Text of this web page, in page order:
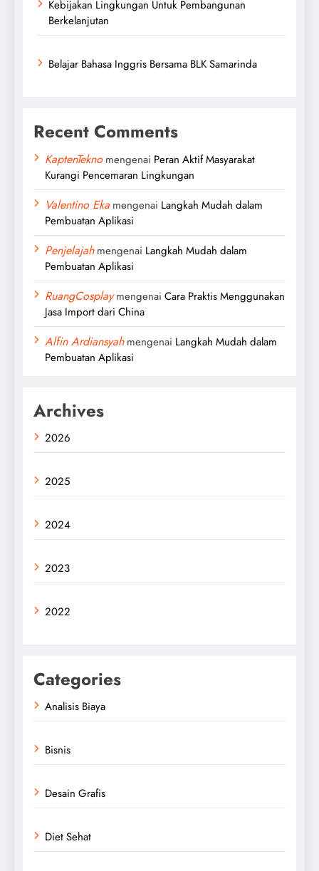
Kebijakan Lingkungan Untuk Pembangunan
Berkelanjutan
Belajar Bahasa Inggris Bersama BLK Samarinda
Recent Comments
KaptenTeknomengenai Peran Aktif Masyarakat
Kurangi Pencemaran Lingkungan
Valentino Eka mengenai Langkah Mudah dalam
Pembuatan Aplikasi
Penjelajahmengenai Langkah Mudah dalam
Pembuatan Aplikasi
RuangCosplaymengenai Cara Praktis Menggunakan
Jasa Import dari China
Alfin Ardiansyahmengenai Langkah Mudah dalam
Pembuatan Aplikasi
Archives
2026
2025
2024
2023
2022
Categories
Analisis Biaya
Bisnis
Desain Grafis
Diet Sehat